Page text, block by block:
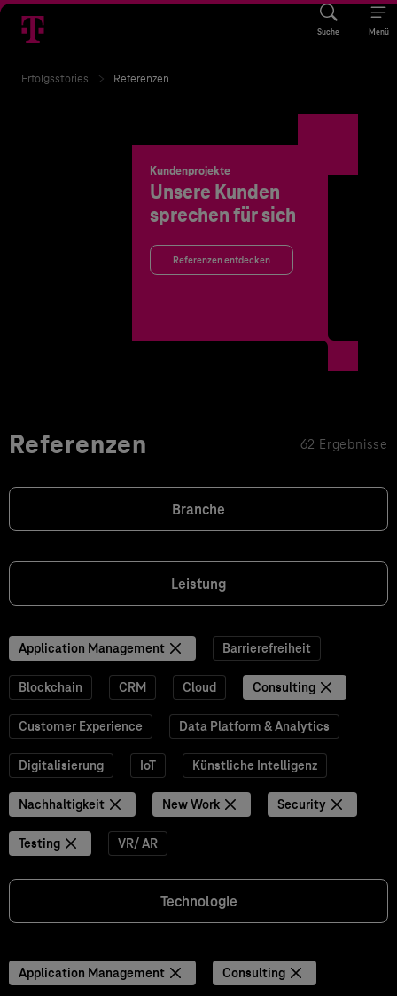
Suche Menü
Erfolgsstories Referenzen
Kundenprojekte
Unsere Kunden
sprechen für sich
Referenzen entdecken
Referenzen 62 Ergebnisse
Branche
Leistung
Application Management Barrierefreiheit
Blockchain CRM Cloud Consulting
Customer Experience Data Platform & Analytics
Digitalisierung IoT Künstliche Intelligenz
Nachhaltigkeit New Work Security
Testing VR/ AR
Technologie
Application Management Consulting